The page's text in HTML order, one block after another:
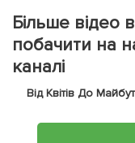
Більше відео
побачити на
каналі
Від Квітів До